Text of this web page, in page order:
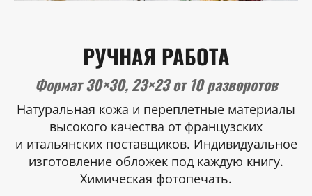
РУЧНАЯ РАБОТА
Формат 30×30, 23×23 от 10 разворотов
Натуральная кожа и переплетные материалы
высокого качества от французских
и итальянских поставщиков. Индивидуальное
изготовление обложек под каждую книгу.
Химическая фотопечать.